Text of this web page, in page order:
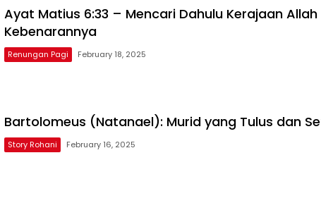
Ayat Matius 6:33 – Mencari Dahulu Kerajaan
Kebenarannya
Renungan Pagi February 18, 2025
Bartolomeus (Natanael): Murid yang Tulus dan
Story Rohani February 16, 2025